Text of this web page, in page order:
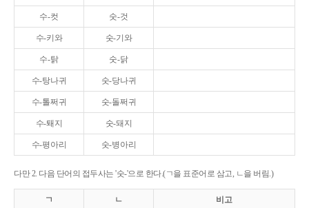
수-컷 숫-것
수-키와 숫-기와
수-탉 숫-닭
수-탕나귀 숫-당나귀
수-톨쩌귀 숫-돌쩌귀
수-퇘지 숫-돼지
수-평아리 숫-병아리
다만 2. 다음 단어의 접두사는 '숫-'으로 한다.(ㄱ을 표준어로 삼고, ㄴ을 버림.)
ㄱ ㄴ 비고